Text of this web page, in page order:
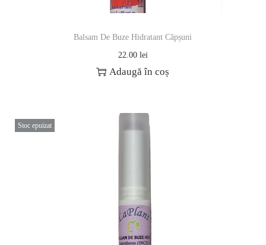
Balsam De Buze Hidratant Căpșuni
22.00 lei
Adaugă în coș
Stoc epuizat